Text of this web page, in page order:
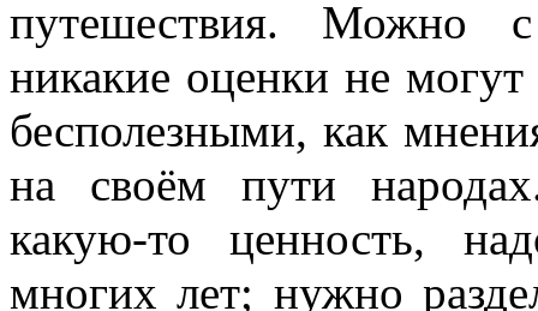
путешествия. Можно с
никакие оценки не
бесполезными, как
на своём пути
какую-то ценность,
многих лет; нужно